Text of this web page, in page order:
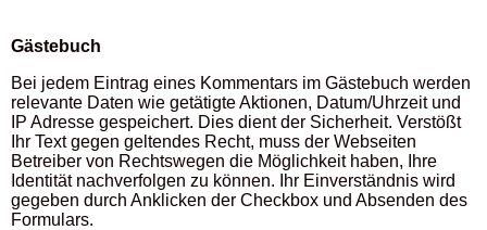
Gästebuch
Bei jedem Eintrag eines Kommentars im Gästebuch werden
relevante Daten wie getätigte Aktionen, Datum/Uhrzeit und
IP Adresse gespeichert. Dies dient der Sicherheit. Verstößt
Ihr Text gegen geltendes Recht, muss der Webseiten
Betreiber von Rechtswegen die Möglichkeit haben, Ihre
Identität nachverfolgen zu können. Ihr Einverständnis wird
gegeben durch Anklicken der Checkbox und Absenden des
Formulars.